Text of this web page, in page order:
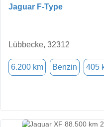
Jaguar F-Type
Lübbecke, 32312
6.200 km Benzin 405